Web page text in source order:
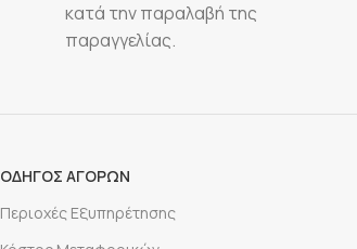
κατά την παραλαβή της
παραγγελίας.
ΟΔΗΓΟΣ ΑΓΟΡΩΝ
Περιοχές Εξυπηρέτησης